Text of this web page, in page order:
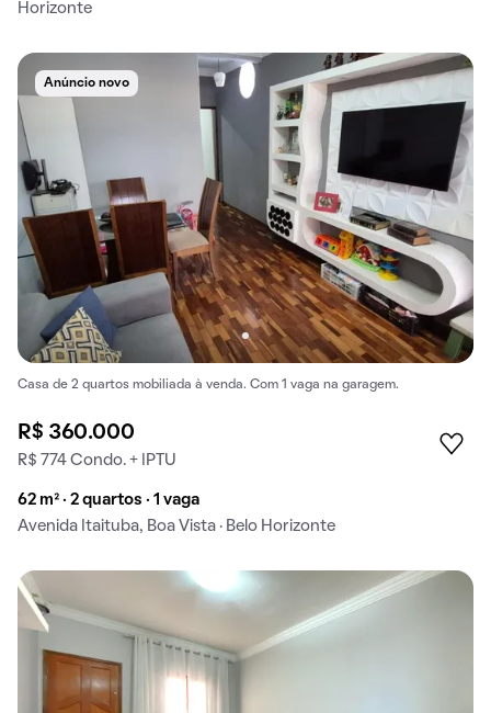
Horizonte
Anúncio novo
Casa de 2 quartos mobiliada à venda. Com 1 vaga na garagem.
R$ 360.000
R$ 774 Condo. + IPTU
62 m² · 2 quartos · 1 vaga
Avenida Itaituba, Boa Vista · Belo Horizonte